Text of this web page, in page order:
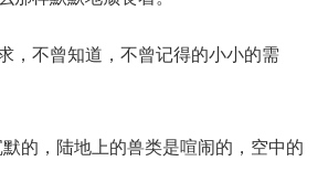
，不曾知道，不曾记得的小小的需
的，陆地上的兽类是喧闹的，空中的